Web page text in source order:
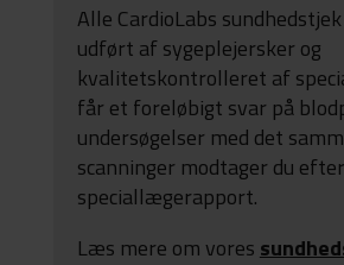
Alle CardioLabs
udført af sygeplejersker og
kvalitetskontrolleret af
får et foreløbigt svar på
undersøgelser med det
scanninger modtager du
speciallægerapport.
Læs mere om vores